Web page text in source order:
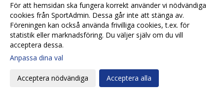
Eskils besegrade Eskils med 5-0 2023-06-06 16:00
Eskils mot Eskils ännu en gång 2023-06-06 00:30
Svenska Cupen-match mellan Dam A och Akademin! 2023-06-05 17:16
Fasta situationer fällde Eskils
Motståndarkollen: Hårdsatsande Halmia med 14
För att hemsidan ska fungera korrekt använder vi nödvändiga
cookies från SportAdmin. Dessa går inte att stänga av.
Föreningen kan också använda frivilliga cookies, t.ex. för
statistik eller marknadsföring. Du väljer själv om du vill
acceptera dessa.
Anpassa dina val
Acceptera nödvändiga Acceptera alla